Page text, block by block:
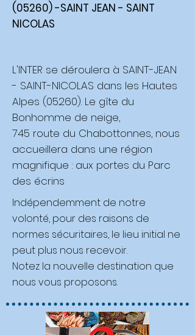
(05260) -SAINT JEAN - SAINT
NICOLAS
L'INTER se déroulera à SAINT-JEAN
- SAINT-NICOLAS dans les Hautes
Alpes (05260). Le gîte du
Bonhomme de neige,
745 route du Chabottonnes, nous
accueillera dans une région
magnifique : aux portes du Parc
des écrins
Indépendemment de notre
volonté, pour des raisons de
normes sécuritaires, le lieu initial ne
peut plus nous recevoir.
Notez la nouvelle destination que
nous vous proposons.